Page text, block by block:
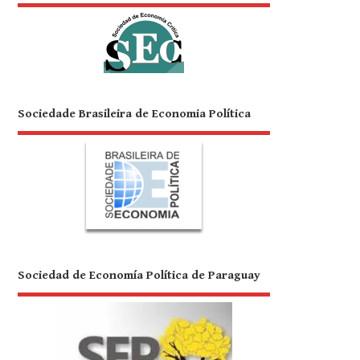
Sociedade Brasileira de Economia Política
Sociedad de Economía Política de Paraguay